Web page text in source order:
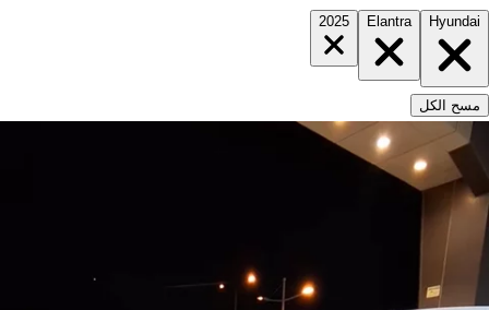
Hyundai
Elantra
2025
مسح الكل